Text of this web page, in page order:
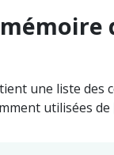
une liste des
utilisées de